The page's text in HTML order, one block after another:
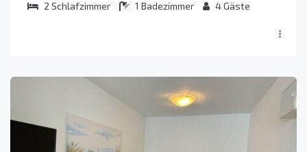
2 Schlafzimmer 1 Badezimmer 4Gäste